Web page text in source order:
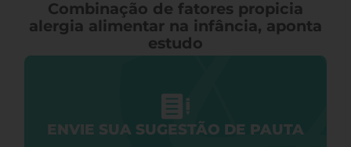
Combinação de fatores propicia
alergia alimentar na infância, aponta
estudo
ENVIE SUA SUGESTÃO DE PAUTA